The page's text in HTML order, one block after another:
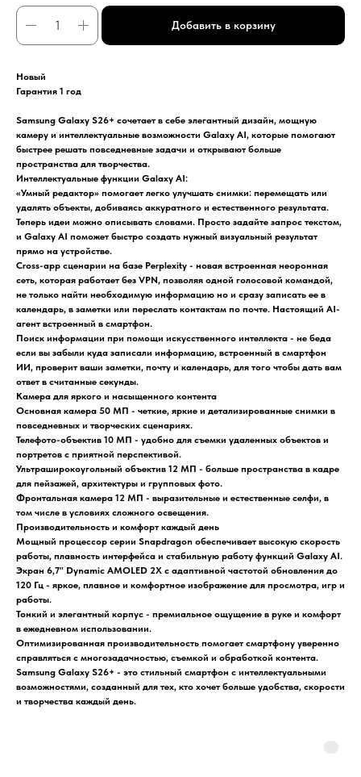
Добавить в корзину
Новый
Гарантия 1 год
Samsung Galaxy S26+ сочетает в себе элегантный дизайн, мощную
камеру и интеллектуальные возможности Galaxy AI, которые помогают
быстрее решать повседневные задачи и открывают больше
пространства для творчества.
Интеллектуальные функции Galaxy AI:
«Умный редактор» помогает легко улучшать снимки: перемещать или
удалять объекты, добиваясь аккуратного и естественного результата.
Теперь идеи можно описывать словами. Просто задайте запрос текстом,
и Galaxy AI поможет быстро создать нужный визуальный результат
прямо на устройстве.
Cross-app сценарии на базе Perplexity - новая встроенная неоронная
сеть, которая работает без VPN, позволяя одной голосовой командой,
не только найти необходимую информацию но и сразу записать ее в
календарь, в заметки или переслать контактам по почте. Настоящий AI-
агент встроенный в смартфон.
Поиск информации при помощи искусственного интеллекта - не беда
если вы забыли куда записали информацию, встроенный в смартфон
ИИ, проверит ваши заметки, почту и календарь, для того чтобы дать вам
ответ в считанные секунды.
Камера для яркого и насыщенного контента
Основная камера 50 МП - четкие, яркие и детализированные снимки в
повседневных и творческих сценариях.
Телефото-объектив 10 МП - удобно для съемки удаленных объектов и
портретов с приятной перспективой.
Ультраширокоугольный объектив 12 МП - больше пространства в кадре
для пейзажей, архитектуры и групповых фото.
Фронтальная камера 12 МП - выразительные и естественные селфи, в
том числе в условиях сложного освещения.
Производительность и комфорт каждый день
Мощный процессор серии Snapdragon обеспечивает высокую скорость
работы, плавность интерфейса и стабильную работу функций Galaxy AI.
Экран 6,7" Dynamic AMOLED 2X с адаптивной частотой обновления до
120 Гц - яркое, плавное и комфортное изображение для просмотра, игр и
работы.
Тонкий и элегантный корпус - премиальное ощущение в руке и комфорт
в ежедневном использовании.
Оптимизированная производительность помогает смартфону уверенно
справляться с многозадачностью, съемкой и обработкой контента.
Samsung Galaxy S26+ - это стильный смартфон с интеллектуальными
возможностями, созданный для тех, кто хочет больше удобства, скорости
и творчества каждый день.